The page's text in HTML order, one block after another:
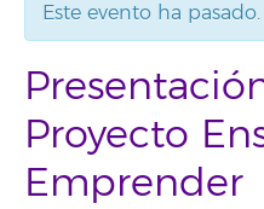
Este evento ha pasado.
Proyecto
Emprender